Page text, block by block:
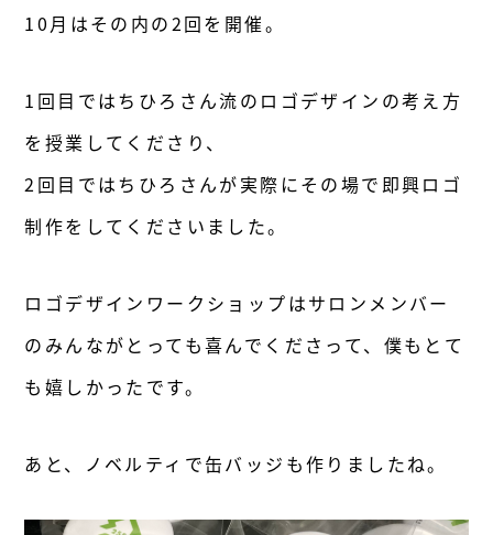
10月はその内の2回を開催。
1回目ではちひろさん流のロゴデザインの考え方
を授業してくださり、
2回目ではちひろさんが実際にその場で即興ロゴ
制作をしてくださいました。
ロゴデザインワークショップはサロンメンバー
のみんながとっても喜んでくださって、僕もとて
も嬉しかったです。
あと、ノベルティで缶バッジも作りましたね。